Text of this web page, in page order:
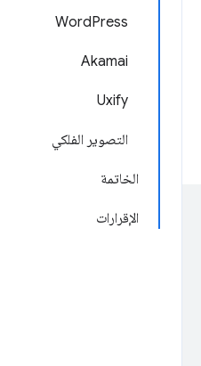
WordPress
Akamai
Uxify
التصوير الفلكي
الخاتمة
الإقرارات